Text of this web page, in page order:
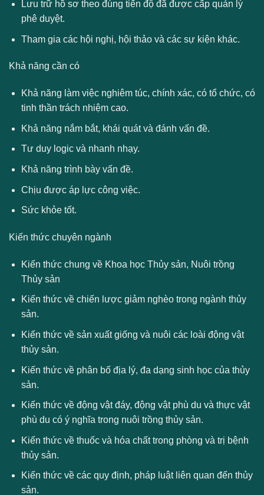
Lưu trữ hồ sơ theo đúng tiến độ đã được cấp quản lý
phê duyệt.
Tham gia các hội nghị, hội thảo và các sự kiện khác.
Khả năng cần có
Khả năng làm việc nghiêm túc, chính xác, có tổ chức, có
tinh thần trách nhiệm cao.
Khả năng nắm bắt, khái quát và đánh vấn đề.
Tư duy logic và nhanh nhạy.
Khả năng trình bày vấn đề.
Chịu được áp lực công việc.
Sức khỏe tốt.
Kiến thức chuyên ngành
Kiến thức chung về Khoa học Thủy sản, Nuôi trồng
Thủy sản
Kiến thức về chiến lược giảm nghèo trong ngành thủy
sản.
Kiến thức về sản xuất giống và nuôi các loài động vật
thủy sản.
Kiến thức về phân bố địa lý, đa dạng sinh học của thủy
sản.
Kiến thức về động vật đáy, động vật phù du và thực vật
phù du có ý nghĩa trong nuôi trồng thủy sản.
Kiến thức về thuốc và hóa chất trong phòng và trị bệnh
thủy sản.
Kiến thức về các quy định, pháp luật liên quan đến thủy
sản.